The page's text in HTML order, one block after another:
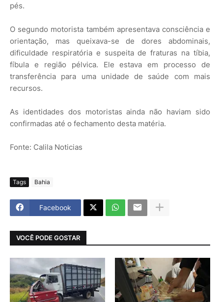
pés.
O segundo motorista também apresentava consciência e
orientação, mas queixava-se de dores abdominais,
dificuldade respiratória e suspeita de fraturas na tíbia,
fíbula e região pélvica. Ele estava em processo de
transferência para uma unidade de saúde com mais
recursos.
As identidades dos motoristas ainda não haviam sido
confirmadas até o fechamento desta matéria.
Fonte: Calila Noticias
Tags Bahia
Facebook
VOCÊ PODE GOSTAR